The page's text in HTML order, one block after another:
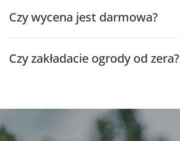
Czy wycena jest darmowa?
Czy zakładacie ogrody od zera?